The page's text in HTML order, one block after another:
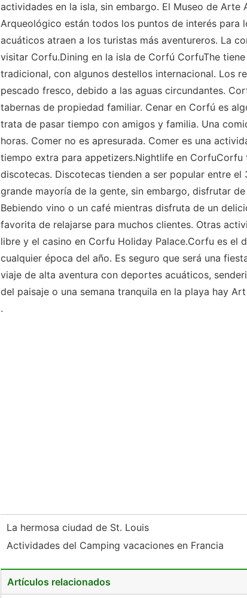
actividades en la isla, sin embargo. El Museo de Arte
Arqueológico están todos los puntos de interés para
acuáticos atraen a los turistas más aventureros. La
visitar Corfu.Dining en la isla de Corfú CorfuThe
tradicional, con algunos destellos internacional. Los
pescado fresco, debido a las aguas circundantes.
tabernas de propiedad familiar. Cenar en Corfú es
trata de pasar tiempo con amigos y familia. Una
horas. Comer no es apresurada. Comer es una
tiempo extra para appetizers.Nightlife en CorfuCorfu
discotecas. Discotecas tienden a ser popular entre
grande mayoría de la gente, sin embargo, disfrutar
Bebiendo vino o un café mientras disfruta de un
favorita de relajarse para muchos clientes. Otras
libre y el casino en Corfu Holiday Palace.Corfu es el
cualquier época del año. Es seguro que será una
viaje de alta aventura con deportes acuáticos,
del paisaje o una semana tranquila en la playa hay
.
La hermosa ciudad de St. Louis
Actividades del Camping vacaciones en Francia
Artículos relacionados